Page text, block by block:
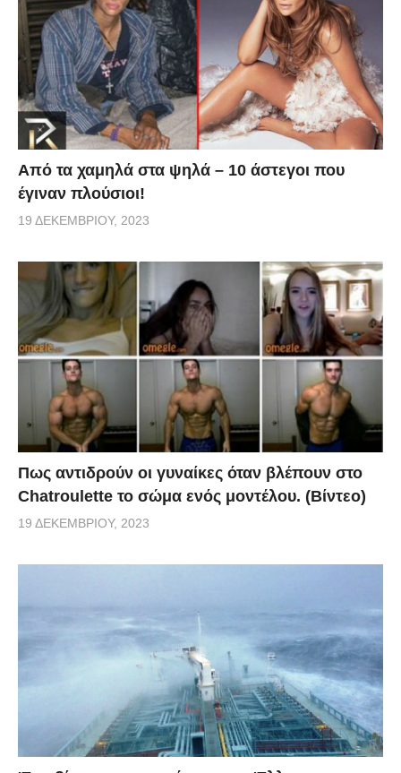
Από τα χαμηλά στα ψηλά – 10 άστεγοι που
έγιναν πλούσιοι!
19 ΔΕΚΕΜΒΡΊΟΥ, 2023
Πως αντιδρούν οι γυναίκες όταν βλέπουν στο
Chatroulette το σώμα ενός μοντέλου. (Βίντεο)
19 ΔΕΚΕΜΒΡΊΟΥ, 2023